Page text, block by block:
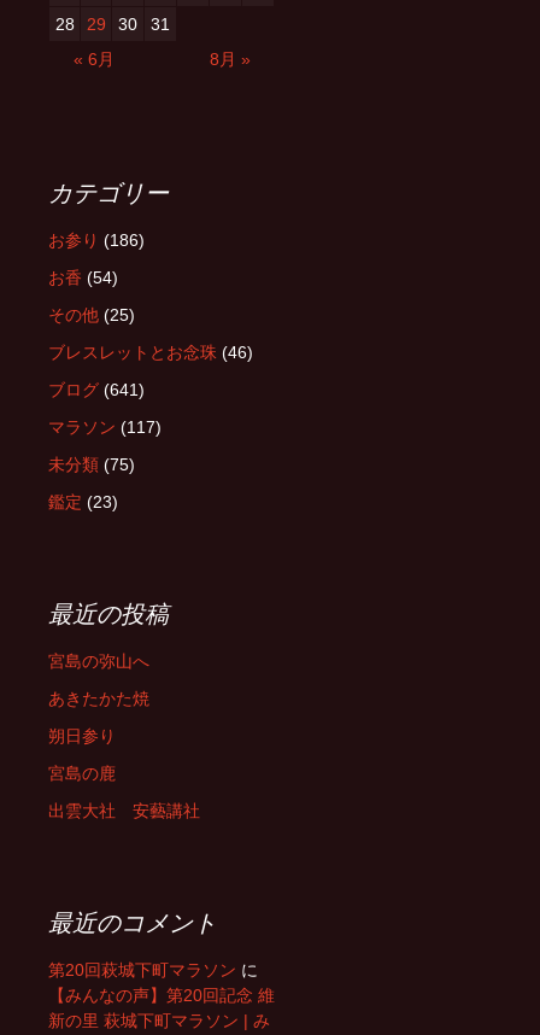
28
29 30
31
« 6月
8月 »
カテゴリー
お参り (186)
お香 (54)
その他 (25)
ブレスレットとお念珠 (46)
ブログ (641)
マラソン (117)
未分類 (75)
鑑定 (23)
最近の投稿
宮島の弥山へ
あきたかた焼
朔日参り
宮島の鹿
出雲大社 安藝講社
最近のコメント
第20回萩城下町マラソン に
【みんなの声】第20回記念 維
新の里 萩城下町マラソン | み